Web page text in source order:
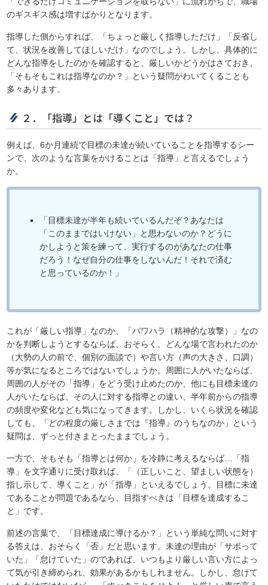
のギスギス感は増すばかりとなります。
指導した側からすれば、「ちょっと厳しく指導しただけ」「反省し
て、状況を改善してほしいだけ」なのでしょう。しかし、具体的に
どんな指導をしたのかを確認すると、厳しいかどうかはさておき、
「そもそもこれは指導なのか？」という疑問がわいてくることも
多々あります。
２．「指導」とは「導くこと」では？
例えば、6か月連続で目標の未達が続いていることを指導するシー
ンで、次のような言葉をかけることは「指導」と言えるでしょう
か。
「目標未達が半年も続いているんだぞ？あなたは
「このままではいけない」と思わないのか？どうに
かしようと策を練って、実行するのがあなたの仕事
だろう！なぜ自分の仕事をしないんだ！それで済む
と思っているのか！」
これが「厳しい指導」なのか、「パワハラ（精神的な攻撃）」なの
かを判断しようとするならば、おそらく、どんな場で言われたのか
（大勢の人の前で、個別の面談で）や言い方（声の大きさ、口調）
等が気になるところではないでしょうか。周囲に人がいたならば、
周囲の人がその「指導」をどう受け止めたのか、他にも目標未達の
人がいたならば、その人に対する指導との違い、半年前からの指導
の頻度や変化なども気になってきます。しかし、いくら状況を確認
しても、「どの程度の厳しさまでは『指導』のうちなのか」という
疑問は、ずっと付きまとったままでしょう。
一方で、そもそも「指導とは何か」を冷静に考えるならば…「指
導」を文字通りに受け取れば、「（正しいこと、望ましい状態を）
指し示して、導くこと」が「指導」といえるでしょう。目標に未達
であることが問題であるなら、目指すべきは「目標を達成するこ
と」です。
前述の言葉で、「目標達成に導けるか？」という単純な問いに対す
る答えは、おそらく「否」だと思います。未達の理由が「サボって
いた」「怠けていた」のであれば、いつもより厳しい言い方によっ
て気が引き締められ、効果があるかもしれません。しかし、怠けて